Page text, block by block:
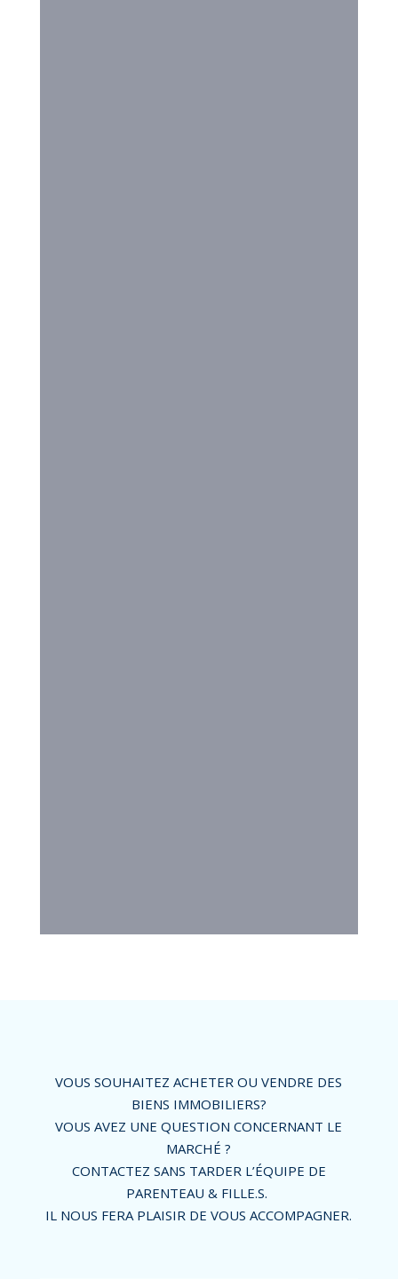
VOUS SOUHAITEZ ACHETER OU VENDRE DES
BIENS IMMOBILIERS?
VOUS AVEZ UNE QUESTION CONCERNANT LE
MARCHÉ ?
CONTACTEZ SANS TARDER L’ÉQUIPE DE
PARENTEAU & FILLE.S.
IL NOUS FERA PLAISIR DE VOUS ACCOMPAGNER.